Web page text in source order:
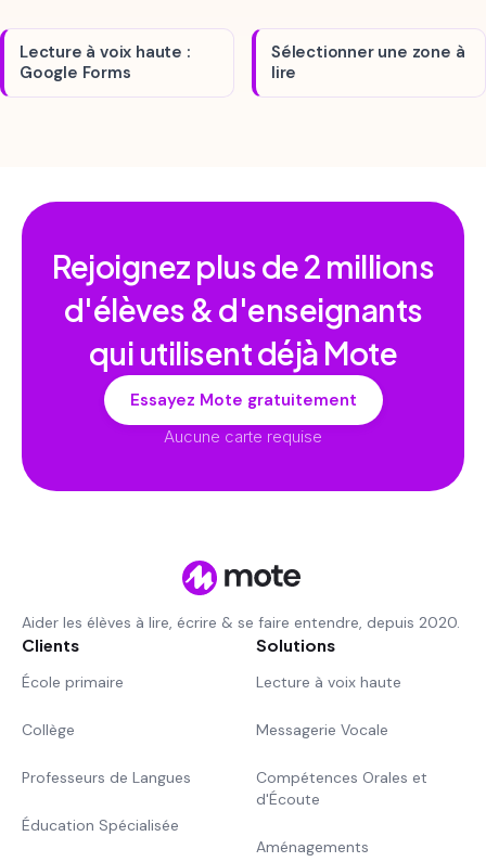
Lecture à voix haute :
Google Forms
Sélectionner une zone à
lire
Rejoignez plus de2 millions
d'élèves & d'enseignants
qui utilisent déjà Mote
Essayez Mote gratuitement
Aucune carte requise
Aider les élèves à lire, écrire & se faire entendre, depuis 2020.
Clients
École primaire
Collège
Professeurs de Langues
Éducation Spécialisée
Solutions
Lecture à voix haute
Messagerie Vocale
Compétences Orales et
d'Écoute
Aménagements